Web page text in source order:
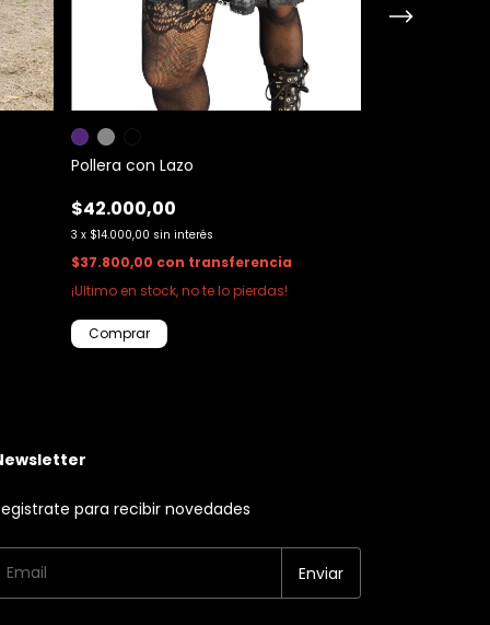
Pollera con Lazo
$42.000,00
3 x $14.000,00 sin interés
$37.800,00 con transferencia
¡Ultimo en stock, no te lo pierdas!
Comprar
para recibir novedades